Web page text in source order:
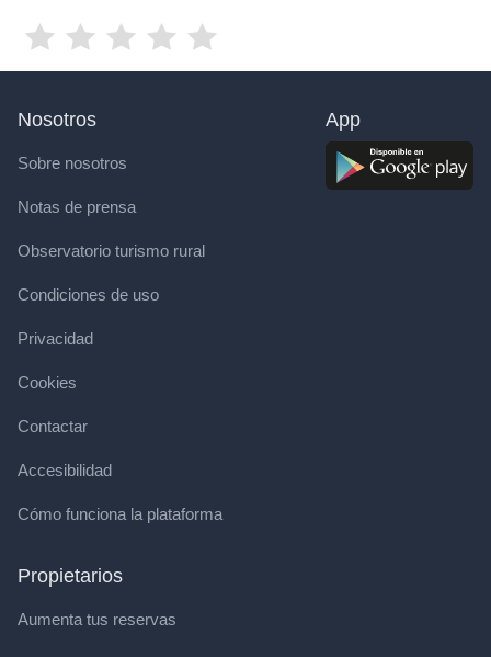
Nosotros
Sobre nosotros
Notas de prensa
Observatorio turismo rural
Condiciones de uso
Privacidad
Cookies
Contactar
Accesibilidad
Cómo funciona la plataforma
Propietarios
Aumenta tus reservas
App